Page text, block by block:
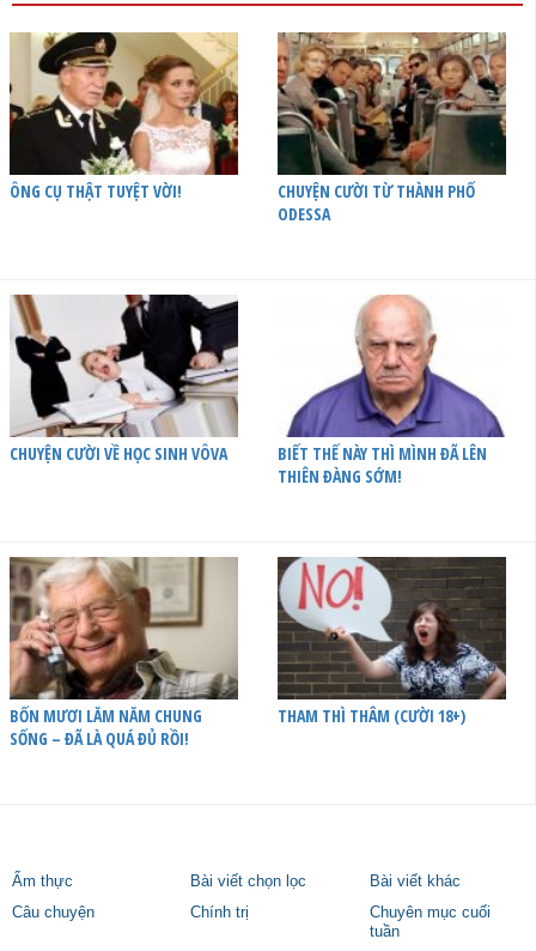
ÔNG CỤ THẬT TUYỆT VỜI!
CHUYỆN CƯỜI TỪ THÀNH PHỐ
ODESSA
CHUYỆN CƯỜI VỀ HỌC SINH VÔVA
BIẾT THẾ NÀY THÌ MÌNH ĐÃ LÊN
THIÊN ĐÀNG SỚM!
BỐN MƯƠI LĂM NĂM CHUNG
SỐNG – ĐÃ LÀ QUÁ ĐỦ RỒI!
THAM THÌ THÂM (CƯỜI 18+)
Ẩm thực Bài viết chọn lọc
Bài viết khác
Câu chuyện
Chính trị
Chuyên mục cuối
tuần